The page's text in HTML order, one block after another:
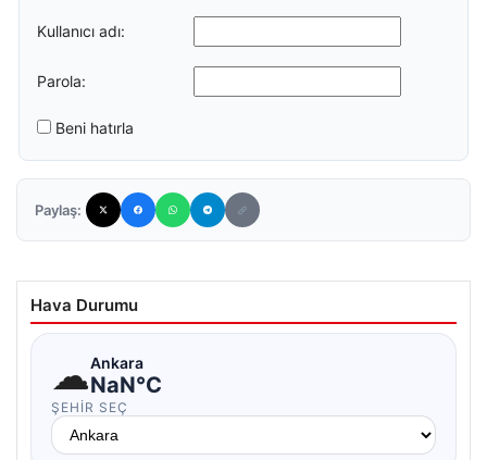
Kullanıcı adı:
Parola:
Beni hatırla
Paylaş:
Hava Durumu
☁Ankara
NaN°C
ŞEHIR SEÇ